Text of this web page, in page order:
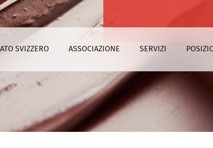
SVIZZERO ASSOCIAZIONE SERVIZI